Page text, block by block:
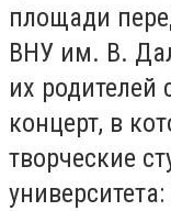
площади
ВНУ им. В.
их родителей
концерт, в
творческие